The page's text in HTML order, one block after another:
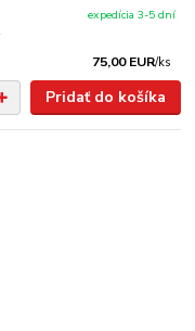
75,00 EUR/ks
expedícia 3-5 dní
Pridať do košíka